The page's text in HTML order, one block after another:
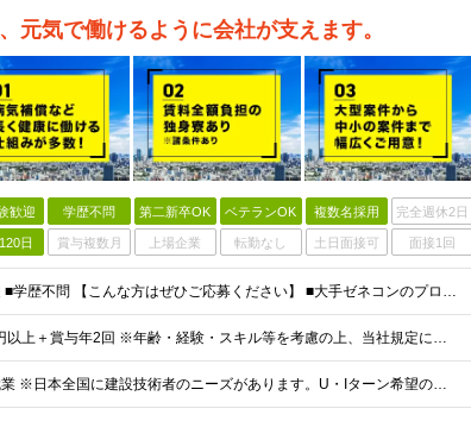
元気で働けるように会社が支えます。
歓迎 学歴不問 第二新卒OK ベテランOK 複数名採用 完全週休2日
日 賞与複数月 上場企業 転勤なし 土日面接可 面接1回
■未経験歓迎・第二新卒歓迎 ■学歴不問 【こんな方はぜひご応募ください】 ■大手ゼネコンのプロジェクトに関わってみたい ■福利厚生が整った会社で働きたい ■年収アップを狙いたい ■スケールの大きな仕
【正社員】 月給24万8,950円以上＋賞与年2回 ※年齢・経験・スキル等を考慮の上、当社規定により決定します。 ※残業代、通勤交通費は別途全額支給しています。 【契約社員】 月給28万2,080円
■全国各地での派遣先での就業 ※日本全国に建設技術者のニーズがあります。U・Iターン希望の方も歓迎しておりますので、ご希望を気軽にお聞かせください。 ◆本社／東京都港区赤坂3-8-15 THE AK